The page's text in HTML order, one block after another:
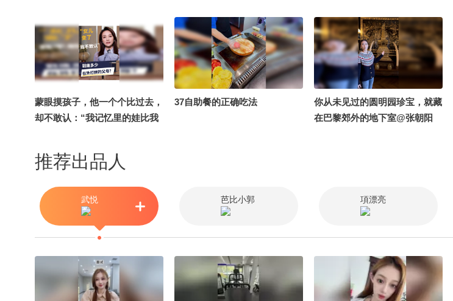
年，是太原极具代表性的传统民
俗非遗盛会。#16秒拍什么
蒙眼摸孩子，他一个个比过去，
却不敢认：“我记忆里的娃比我
他们太久没机会，亲眼看见孩子
边长大。#我正在长成一个大人
#亲子 #留守儿童 #外出务工 #教
育 @张朝阳 @成长狐 @小丰本
37自助餐的正确吃法
你从未见过的圆明园珍宝，就藏
在巴黎郊外的地下室@张朝阳
推荐出品人
武悦 芭比小郭 項漂亮